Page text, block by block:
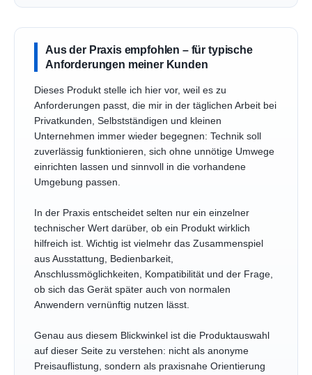
Aus der Praxis empfohlen – für typische
Anforderungen meiner Kunden
Dieses Produkt stelle ich hier vor, weil es zu
Anforderungen passt, die mir in der täglichen Arbeit bei
Privatkunden, Selbstständigen und kleinen
Unternehmen immer wieder begegnen: Technik soll
zuverlässig funktionieren, sich ohne unnötige Umwege
einrichten lassen und sinnvoll in die vorhandene
Umgebung passen.
In der Praxis entscheidet selten nur ein einzelner
technischer Wert darüber, ob ein Produkt wirklich
hilfreich ist. Wichtig ist vielmehr das Zusammenspiel
aus Ausstattung, Bedienbarkeit,
Anschlussmöglichkeiten, Kompatibilität und der Frage,
ob sich das Gerät später auch von normalen
Anwendern vernünftig nutzen lässt.
Genau aus diesem Blickwinkel ist die Produktauswahl
auf dieser Seite zu verstehen: nicht als anonyme
Preisauflistung, sondern als praxisnahe Orientierung